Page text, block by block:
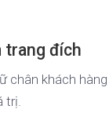
trang đích
chân khách
trị.